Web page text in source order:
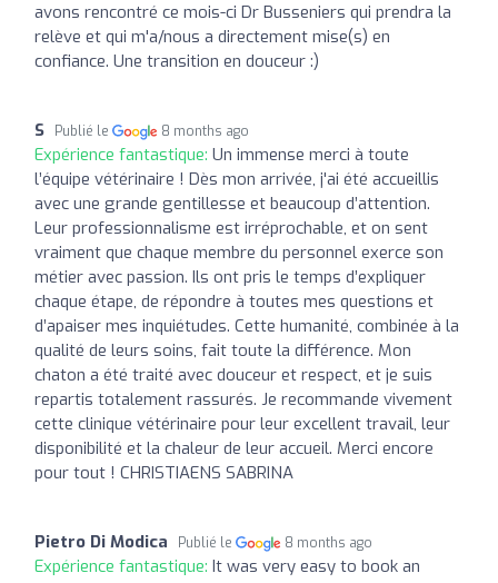
avons rencontré ce mois-ci Dr Busseniers qui prendra la
relève et qui m'a/nous a directement mise(s) en
confiance. Une transition en douceur :)
S Publié le 8 months ago
Expérience fantastique: Un immense merci à toute
l’équipe vétérinaire ! Dès mon arrivée, j'ai été accueillis
avec une grande gentillesse et beaucoup d’attention.
Leur professionnalisme est irréprochable, et on sent
vraiment que chaque membre du personnel exerce son
métier avec passion. Ils ont pris le temps d’expliquer
chaque étape, de répondre à toutes mes questions et
d’apaiser mes inquiétudes. Cette humanité, combinée à la
qualité de leurs soins, fait toute la différence. Mon
chaton a été traité avec douceur et respect, et je suis
repartis totalement rassurés. Je recommande vivement
cette clinique vétérinaire pour leur excellent travail, leur
disponibilité et la chaleur de leur accueil. Merci encore
pour tout ! CHRISTIAENS SABRINA
Pietro Di Modica Publié le 8 months ago
Expérience fantastique: It was very easy to book an